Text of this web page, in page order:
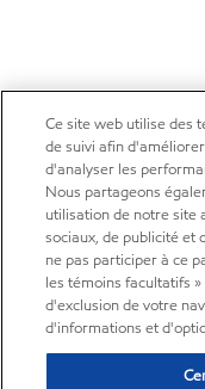
Ce site web utilise des
de suivi afin
d'analyser les
Nous partageons
utilisation de notre site
sociaux, de publicité et
ne pas participer à ce
les témoins facultatifs
d'exclusion de votre
d'informations et